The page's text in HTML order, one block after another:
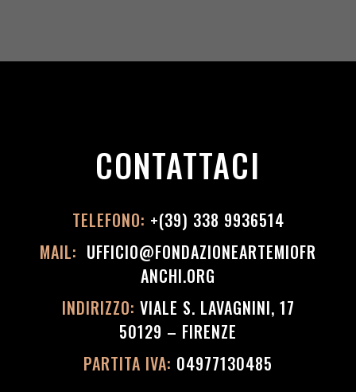
CONTATTACI
TELEFONO: +(39) 338 9936514
MAIL: UFFICIO@FONDAZIONEARTEMIOFR
ANCHI.ORG
INDIRIZZO: VIALE S. LAVAGNINI, 17
50129 – FIRENZE
PARTITA IVA: 04977130485